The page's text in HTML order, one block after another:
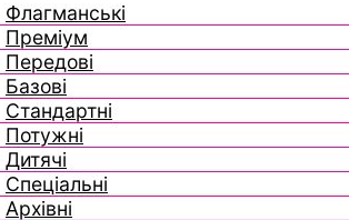
Флагманські
Преміум
Передові
Базові
Стандартні
Потужні
Дитячі
Спеціальні
Архівні